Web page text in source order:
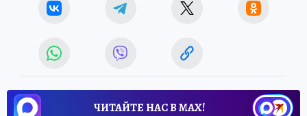
ЧИТАЙТЕ НАС В МАХ!